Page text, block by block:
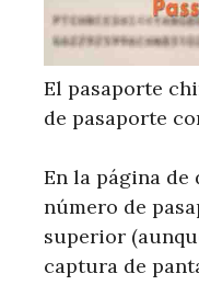
El pasaporte
de pasaporte
En la página de
número de
superior
captura de